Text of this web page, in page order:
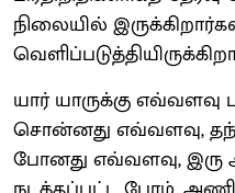
நிலையில்
யார் யாருக்கு
சொன்னது எவ்வளவு,
போனது எவ்வளவு, இரு